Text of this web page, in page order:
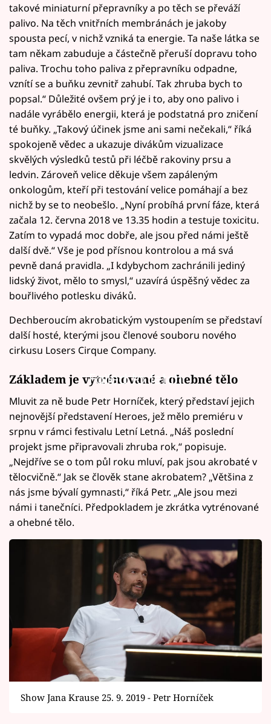
takové miniaturní přepravníky a po těch se převáží
palivo. Na těch vnitřních membránách je jakoby
spousta pecí, v nichž vzniká ta energie. Ta naše látka se
tam někam zabuduje a částečně přeruší dopravu toho
paliva. Trochu toho paliva z přepravníku odpadne,
vznítí se a buňku zevnitř zahubí. Tak zhruba bych to
popsal.“ Důležité ovšem prý je i to, aby ono palivo i
nadále vyrábělo energii, která je podstatná pro zničení
té buňky. „Takový účinek jsme ani sami nečekali,“ říká
spokojeně vědec a ukazuje divákům vizualizace
skvělých výsledků testů při léčbě rakoviny prsu a
ledvin. Zároveň velice děkuje všem zapáleným
onkologům, kteří při testování velice pomáhají a bez
nichž by se to neobešlo. „Nyní probíhá první fáze, která
začala 12. června 2018 ve 13.35 hodin a testuje toxicitu.
Zatím to vypadá moc dobře, ale jsou před námi ještě
další dvě.“ Vše je pod přísnou kontrolou a má svá
pevně daná pravidla. „I kdybychom zachránili jediný
lidský život, mělo to smysl,“ uzavírá úspěšný vědec za
bouřlivého potlesku diváků.
Dechberoucím akrobatickým vystoupením se představí
další hosté, kterými jsou členové souboru nového
cirkusu Losers Cirque Company.
Failed to fetch
Základem je vytrénované a ohebné tělo
Mluvit za ně bude Petr Horníček, který představí jejich
nejnovější představení Heroes, jež mělo premiéru v
srpnu v rámci festivalu Letní Letná. „Náš poslední
projekt jsme připravovali zhruba rok,“ popisuje.
„Nejdříve se o tom půl roku mluví, pak jsou akrobaté v
tělocvičně.“ Jak se člověk stane akrobatem? „Většina z
nás jsme bývalí gymnasti,“ říká Petr. „Ale jsou mezi
námi i tanečníci. Předpokladem je zkrátka vytrénované
a ohebné tělo.
Show Jana Krause 25. 9. 2019 - Petr Horníček